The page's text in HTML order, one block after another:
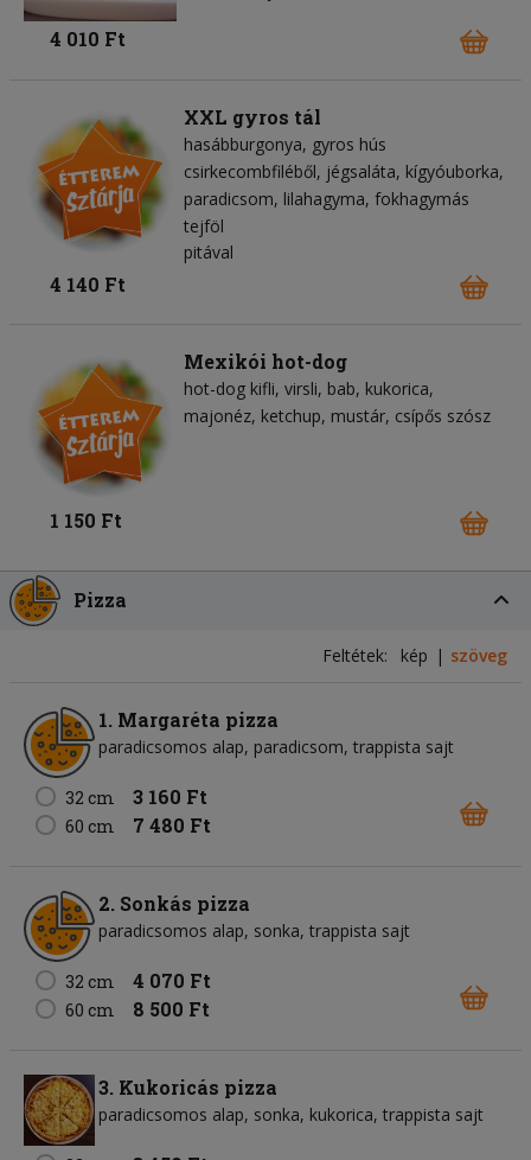
4 010 Ft
XXL gyros tál
hasábburgonya gyros hús
csirkecombfiléből jégsaláta kígyóuborka
paradicsom lilahagyma fokhagymás
tejföl
pitával
4 140 Ft
Mexikói hot-dog
hot-dog kifli virsli bab kukorica
majonéz ketchup mustár csípős szósz
1 150 Ft
Pizza
Feltétek: kép szöveg
1. Margaréta pizza
paradicsomos alap paradicsom trappista sajt
32 cm 3 160 Ft
60 cm 7 480 Ft
2. Sonkás pizza
paradicsomos alap sonka trappista sajt
32 cm 4 070 Ft
60 cm 8 500 Ft
3. Kukoricás pizza
paradicsomos alap sonka kukorica trappista sajt